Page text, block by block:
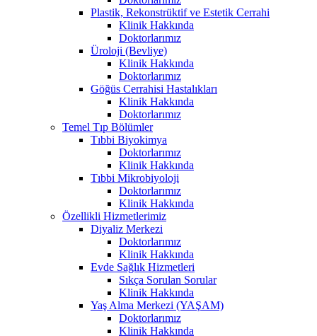
Plastik, Rekonstrüktif ve Estetik Cerrahi
Klinik Hakkında
Doktorlarımız
Üroloji (Bevliye)
Klinik Hakkında
Doktorlarımız
Göğüs Cerrahisi Hastalıkları
Klinik Hakkında
Doktorlarımız
Temel Tıp Bölümler
Tıbbi Biyokimya
Doktorlarımız
Klinik Hakkında
Tıbbi Mikrobiyoloji
Doktorlarımız
Klinik Hakkında
Özellikli Hizmetlerimiz
Diyaliz Merkezi
Doktorlarımız
Klinik Hakkında
Evde Sağlık Hizmetleri
Sıkça Sorulan Sorular
Klinik Hakkında
Yaş Alma Merkezi (YAŞAM)
Doktorlarımız
Klinik Hakkında